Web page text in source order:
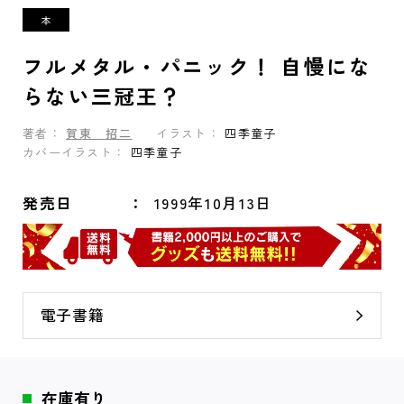
フルメタル・パニック！ 自慢にな
らない三冠王？
著者： 賀東 招二 イラスト：
四季童子
カバーイラスト：
四季童子
発売日 1999年10月13日
電子書籍
在庫有り